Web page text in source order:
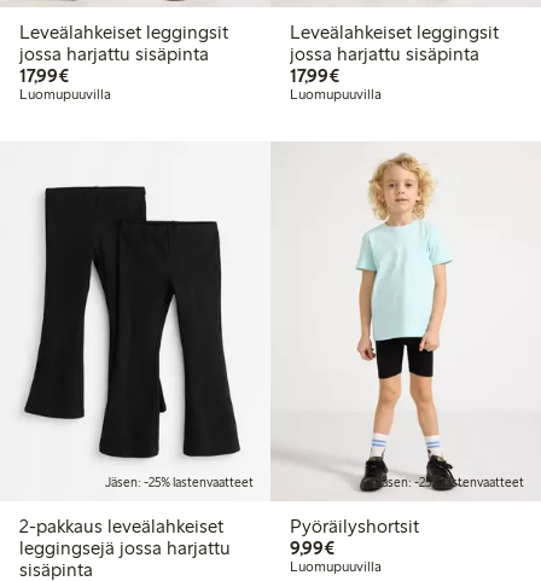
Leveälahkeiset leggingsit
jossa harjattu sisäpinta
17,99€17,99 €
Luomupuuvilla
Leveälahkeiset leggingsit
jossa harjattu sisäpinta
17,99€17,99 €
Luomupuuvilla
Jäsen: -25% lastenvaatteet
2-pakkaus leveälahkeiset
leggingsejä jossa harjattu
sisäpinta
Jäsen: -25% lastenvaatteet
Pyöräilyshortsit
9,99€9,99 €
Luomupuuvilla